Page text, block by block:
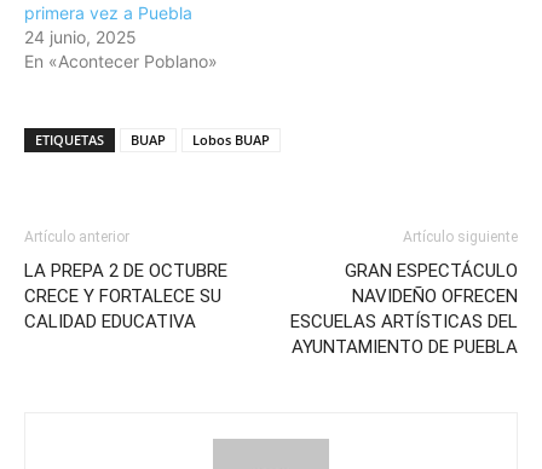
primera vez a Puebla
24 junio, 2025
En «Acontecer Poblano»
ETIQUETAS BUAP Lobos BUAP
Artículo anterior
LA PREPA 2 DE OCTUBRE
CRECE Y FORTALECE SU
CALIDAD EDUCATIVA
Artículo siguiente
GRAN ESPECTÁCULO
NAVIDEÑO OFRECEN
ESCUELAS ARTÍSTICAS DEL
AYUNTAMIENTO DE PUEBLA